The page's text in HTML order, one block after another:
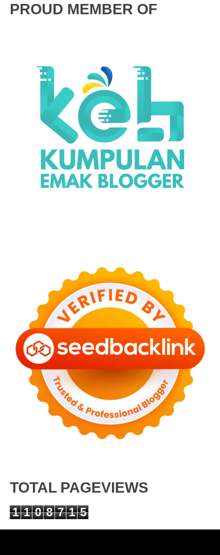
PROUD MEMBER OF
TOTAL PAGEVIEWS
1 1 0 8 7 1 5